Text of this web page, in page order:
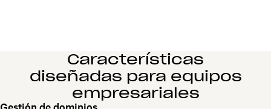
Características
diseñadas para equipos
empresariales